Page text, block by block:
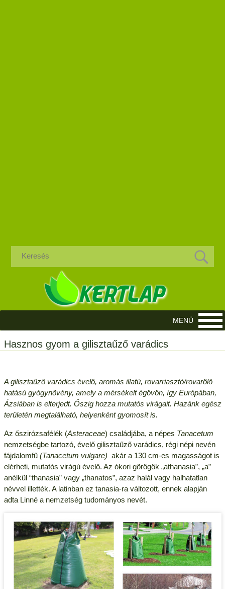
Hasznos gyom a gilisztaűző varádics
A gilisztaűző varádics évelő, aromás illatú, rovarriasztó/rovarölő
hatású gyógynövény, amely a mérsékelt égövön, így Európában,
Ázsiában is elterjedt. Őszig hozza mutatós virágait. Hazánk egész
területén megtalálható, helyenként gyomosít is.
Az őszirózsafélék (Asteraceae) családjába, a népes Tanacetum
nemzetségbe tartozó, évelő gilisztaűző varádics, régi népi nevén
fájdalomfű (Tanacetum vulgare) akár a 130 cm-es magasságot is
elérheti, mutatós virágú évelő. Az ókori görögök „athanasia”, „a”
anélkül “thanasia” vagy „thanatos”, azaz halál vagy halhatatlan
névvel illették. A latinban ez tanasia-ra változott, ennek alapján
adta Linné a nemzetség tudományos nevét.